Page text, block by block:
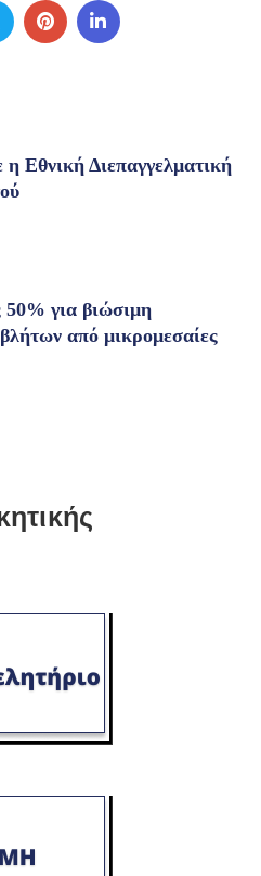
Εθνική Διεπαγγελματική
για βιώσιμη
από μικρομεσαίες